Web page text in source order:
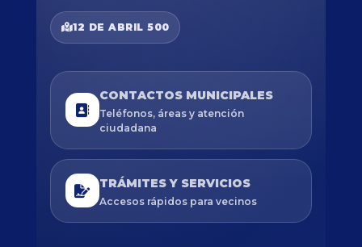
12 DE ABRIL 500
CONTACTOS MUNICIPALES
Teléfonos, áreas y atención
ciudadana
TRÁMITES Y SERVICIOS
Accesos rápidos para vecinos